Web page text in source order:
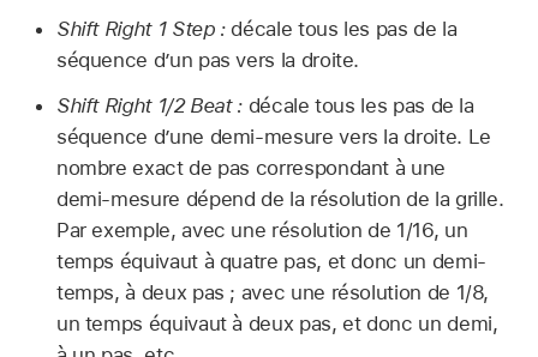
Shift Right 1 Step :décale tous les pas de la
séquence d’un pas vers la droite.
Shift Right 1/2 Beat : décale tous les pas de la
séquence d’une demi-mesure vers la droite. Le
nombre exact de pas correspondant à une
demi-mesure dépend de la résolution de la grille.
Par exemple, avec une résolution de 1/16, un
temps équivaut à quatre pas, et donc un demi-
temps, à deux pas ; avec une résolution de 1/8,
un temps équivaut à deux pas, et donc un demi,